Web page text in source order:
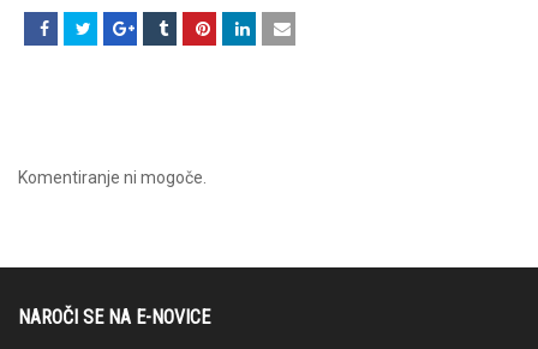
Komentiranje ni mogoče.
NAROČI SE NA E-NOVICE